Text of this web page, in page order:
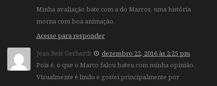
Minha avaliação bate com a do Marcos, uma história
morna com boa animação.
Acesse para responder
Jean Reis Gerhardt
dezembro 22, 2016 às 2:25 pm
Pois é, o que o Marco falou bateu com minha opinião.
Visualmente é lindo e gostei principalmente por